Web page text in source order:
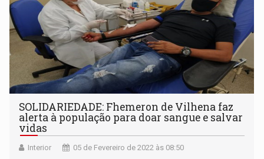
SOLIDARIEDADE: Fhemeron de Vilhena faz
alerta à população para doar sangue e salvar
vidas
Interior 05 de Fevereiro de 2022 às 08:50